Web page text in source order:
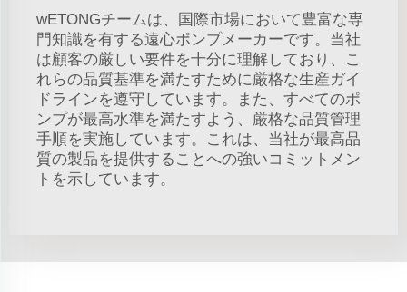
wETONGチームは、国際市場において豊富な専
門知識を有する遠心ポンプメーカーです。当社
は顧客の厳しい要件を十分に理解しており、こ
れらの品質基準を満たすために厳格な生産ガイ
ドラインを遵守しています。また、すべてのポ
ンプが最高水準を満たすよう、厳格な品質管理
手順を実施しています。これは、当社が最高品
質の製品を提供することへの強いコミットメン
トを示しています。